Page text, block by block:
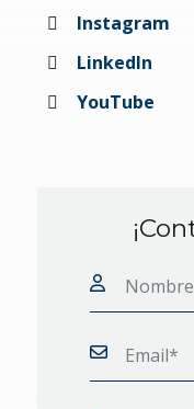
Instagram
LinkedIn
YouTube